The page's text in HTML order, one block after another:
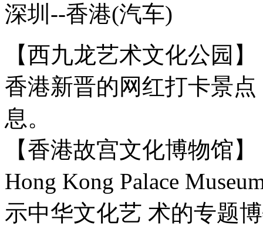
深圳--香港(汽车)
【西九龙艺术文化公园
香港新晋的网红打卡景
息。
【香港故宫文化博物馆
Hong Kong Palace
示中华文化艺 术的专题